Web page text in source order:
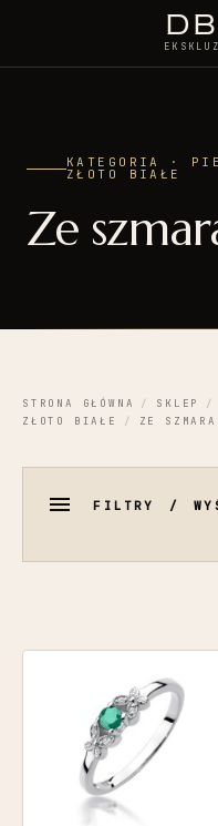
D
KATEGORIA ·
ZŁOTO BIAŁE
Ze
STRONA GŁÓWNA / SKLEP /
ZŁOTO BIAŁE
/ ZE
FILTRY